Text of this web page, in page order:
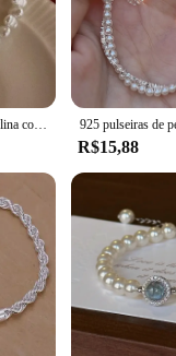
925 Pulseira de prata esterlina com nós de pérolas para mulheres, simples moda, joias para menina, presente de aniversário, drop shipping
R$15,88